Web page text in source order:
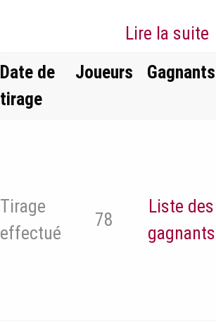
Lire la suite
Date de
tirage
Joueurs Gagnants
Tirage
effectué
78
Liste des
gagnants